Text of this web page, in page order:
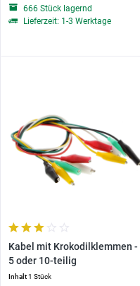
666 Stück lagernd
Lieferzeit: 1-3 Werktage
Kabel mit Krokodilklemmen -
5 oder 10-teilig
Inhalt1 Stück